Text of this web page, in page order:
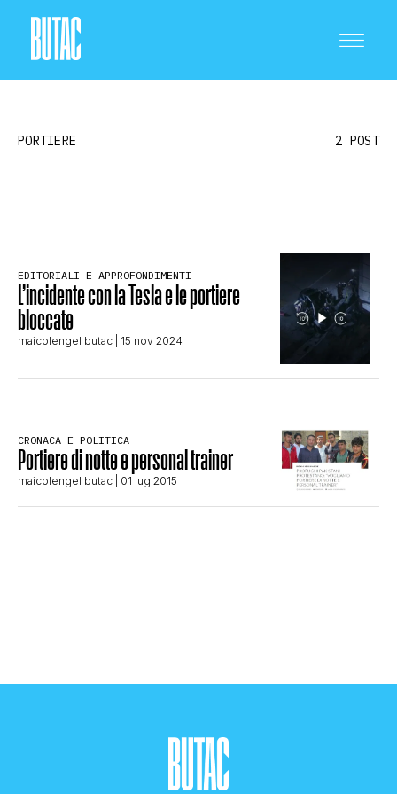
SCIENZA E TECNOLOGIA
INTRATTENIMENTO
TRUFFE E SOCIAL NETWORK
PORTIERE 2 POST
EDITORIALI E APPROFONDIMENTI
L’incidente con la Tesla e le portiere
bloccate
maicolengel butac | 15 nov 2024
CRONACA E POLITICA
Portiere di notte e personal trainer
maicolengel butac | 01 lug 2015